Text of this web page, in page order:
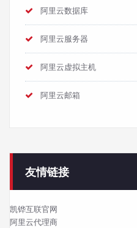
阿里云数据库
阿里云服务器
阿里云虚拟主机
阿里云邮箱
友情链接
凯铧互联官网
阿里云代理商